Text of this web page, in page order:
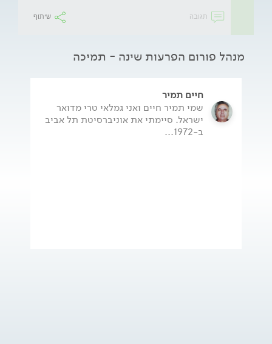
תגובה שיתוף
מנהל פורום הפרעות שינה - תמיכה
חיים תמיר
שמי תמיר חיים ואני גמלאי טרי מדואר
ישראל. סיימתי את אוניברסיטת תל אביב
ב-1972...